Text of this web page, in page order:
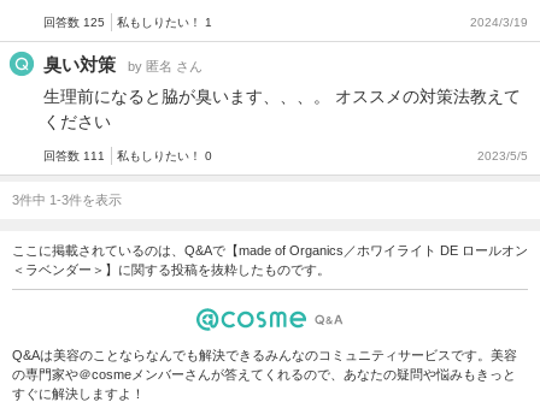
回答数 125 私もしりたい！ 1 2024/3/19
臭い対策 by 匿名 さん
生理前になると脇が臭います、、、。 オススメの対策法教えて
ください
回答数 111 私もしりたい！ 0 2023/5/5
3件中 1-3件を表示
ここに掲載されているのは、Q&Aで【made of Organics／ホワイライト DE ロールオン
＜ラベンダー＞】に関する投稿を抜粋したものです。
Q&Aは美容のことならなんでも解決できるみんなのコミュニティサービスです。美容
の専門家や＠cosmeメンバーさんが答えてくれるので、あなたの疑問や悩みもきっと
すぐに解決しますよ！